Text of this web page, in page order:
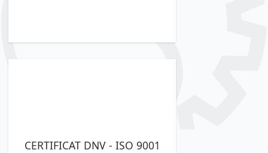
CERTIFICAT DNV - ISO 9001